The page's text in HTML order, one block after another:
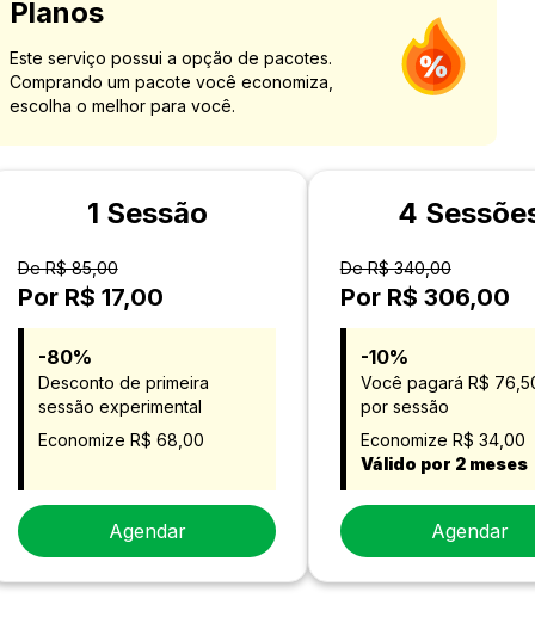
Planos
Este serviço possui a opção de pacotes.
Comprando um pacote você economiza,
escolha o melhor para você.
1 Sessão
De R$ 85,00
Por R$ 17,00
-80%
Desconto de primeira
sessão experimental
Economize R$ 68,00
Agendar
4
De R$ 340,00
Por R$ 306,00
-10%
Você pagará R$
por sessão
Economize R$ 34,00
Válido por 2 meses
Agendar